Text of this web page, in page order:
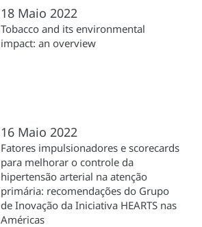
18 Maio 2022
Tobacco and its environmental
impact: an overview
16 Maio 2022
Fatores impulsionadores e scorecards
para melhorar o controle da
hipertensão arterial na atenção
primária: recomendações do Grupo
de Inovação da Iniciativa HEARTS nas
Américas